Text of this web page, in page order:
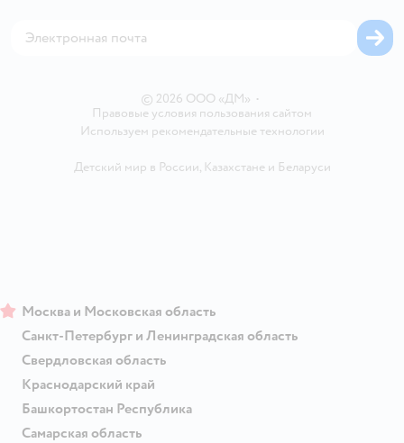
© 2026 ООО «ДМ» •
Правовые условия пользования сайтом
Используем рекомендательные технологии
Детский мир в России, Казахстанеи Беларуси
Москва и Московская область
Санкт-Петербург и Ленинградская область
Свердловская область
Краснодарский край
Башкортостан Республика
Самарская область